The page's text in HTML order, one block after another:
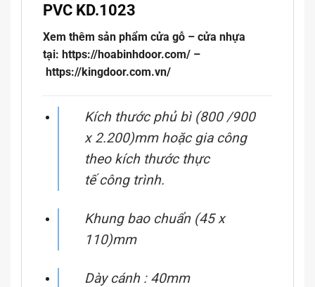
PVC KD.1023
Xem thêm sản phẩm cửa gỗ – cửa nhựa
tại: https://hoabinhdoor.com/ –
https://kingdoor.com.vn/
Kích thước phủ bì (800 /900
x 2.200)mm hoặc gia công
theo kích thước thực
tếcông trình.
Khung bao chuẩn (45 x
110)mm
Dày cánh : 40mm